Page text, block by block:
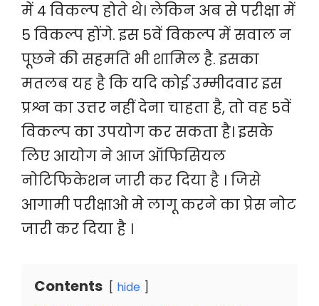
में 4 विकल्प होते थे। लेकिन अब से परीक्षा में
5 विकल्प होंगे. इस 5वें विकल्प में सवाल न
पूछने की सहमति भी शामिल है. इसका
मतलब यह है कि यदि कोई उम्मीदवार इस
प्रश्न का उत्तर नहीं देना चाहता है, तो वह 5वें
विकल्प का उपयोग कर सकता है। इसके
लिए आयोग ने आज ऑफिसियल
नोटिफिकेशन जारी कर दिया है । जिसे
आगामी परीक्षाओ मे लागू करने का प्रेस नोट
जारी कर दिया है ।
Contents hide